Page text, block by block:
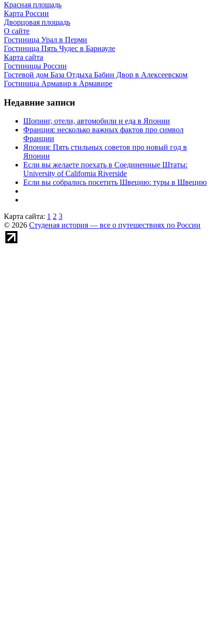
Красная площадь
Карта России
Дворцовая площадь
О сайте
Гостиница Урал в Перми
Гостиница Пять Чудес в Барнауле
Карта сайта
Гостиницы России
Гостевой дом База Отдыха Бабин Двор в Алексеевском
Гостиница Армавир в Армавире
Недавние записи
Шопинг, отели, автомобили и еда в Японии
Франция: несколько важных фактов про символ
Франции
Япония: Пять стильных советов про новый год в
Японии
Если вы желаете поехать в Соединенные Штаты:
University of California Riverside
Если вы собрались посетить Швецию: туры в Швецию
Карта сайта: 1 2 3
© 2026 Студеная история — все о путешествиях по России